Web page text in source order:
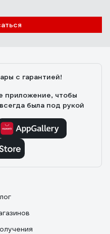
30.01.2023
с гарантией!
приложение, чтобы
была под рукой